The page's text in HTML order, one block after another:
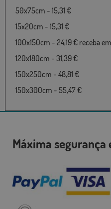
50x75cm - 15,31 €
15x20cm - 15,31 €
100x150cm - 24,19 € receba
120x180cm - 31,39 €
150x250cm - 48,81 €
150x300cm - 55,47 €
Máxima segurança